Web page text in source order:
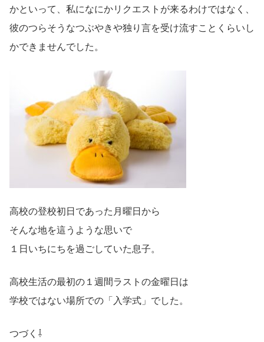
かといって、私になにかリクエストが来るわけではなく、
彼のつらそうなつぶやきや独り言を受け流すことくらいし
かできませんでした。
高校の登校初日であった月曜日から
そんな地を這うような思いで
１日いちにちを過ごしていた息子。
高校生活の最初の１週間ラストの金曜日は
学校ではない場所での「入学式」でした。
つづく⇩